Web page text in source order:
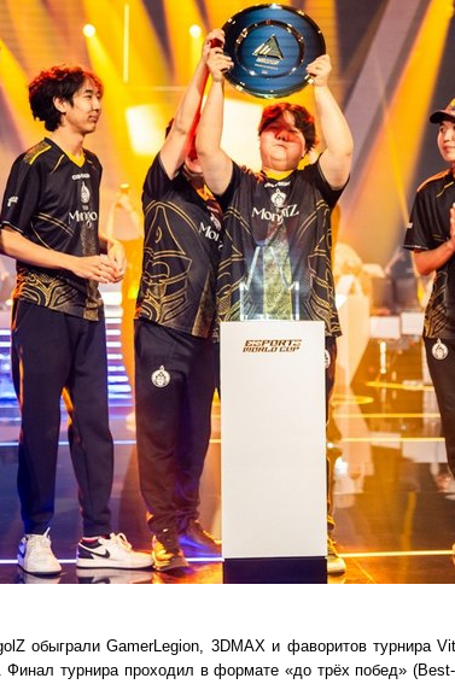
обыграли GamerLegion, 3DMAX и фаворитов турнира
Финал турнира проходил в формате «до трёх побед»